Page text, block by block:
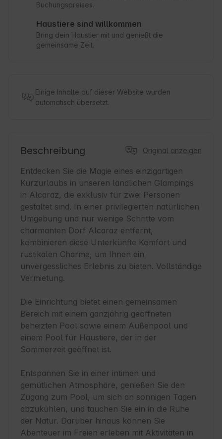
Buchungspreises.
Haustiere sind willkommen
Bring dein Haustier mit und genießt die
gemeinsame Zeit.
Einige Inhalte auf dieser Website wurden
automatisch übersetzt.
Beschreibung Original anzeigen
Entdecken Sie die Magie eines einzigartigen
Kurzurlaubs in unseren ländlichen Glampings
in Alcaraz, die exklusiv für zwei Personen
gestaltet sind. In einer privilegierten natürlichen
Umgebung und nur wenige Schritte vom
charmanten Dorf Alcaraz entfernt,
kombinieren diese Unterkünfte Komfort und
rustikalen Charme, um Ihnen ein
unvergessliches Erlebnis zu bieten. Vollständige
Vermietung.
Die Einrichtung bietet einen gemeinsamen
Bereich mit einem ganzjährig geöffneten
beheizten Pool sowie einem Außenpool und
einem Pool für Haustiere, der in der
Sommerzeit geöffnet ist.
Entspannen Sie in einer intimen und
gemütlichen Atmosphäre, genießen Sie den
Zugang zum Pool, um sich an sonnigen Tagen
abzukühlen, und tauchen Sie ein in die Ruhe
der Natur. Darüber hinaus können Sie
Abenteuer im Freien erleben mit Aktivitäten in